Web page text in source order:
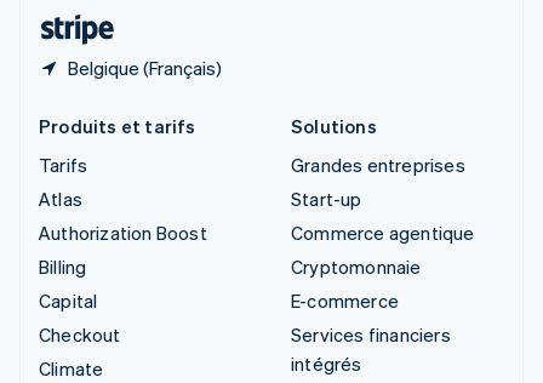
Belgique (Français)
Produits et tarifs
Tarifs
Atlas
Authorization Boost
Billing
Capital
Checkout
Climate
Solutions
Grandes entreprises
Start-up
Commerce agentique
Cryptomonnaie
E-commerce
Services financiers
intégrés